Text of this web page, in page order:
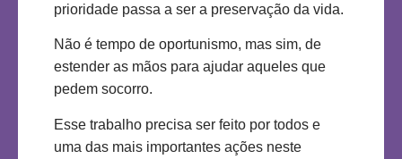
prioridade passa a ser a preservação da vida.
Não é tempo de oportunismo, mas sim, de
estender as mãos para ajudar aqueles que
pedem socorro.
Esse trabalho precisa ser feito por todos e
uma das mais importantes ações neste